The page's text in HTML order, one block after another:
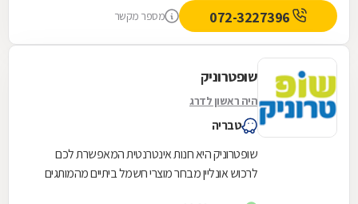
מספר מקשר
שופטרוניק
היה ראשון לדרג
טבריה
שופטרוניק היא חנות אינטרנטית המאפשרת לכם
לרכוש אונליין מבחר מוצרי חשמל ביתיים מהמותגים